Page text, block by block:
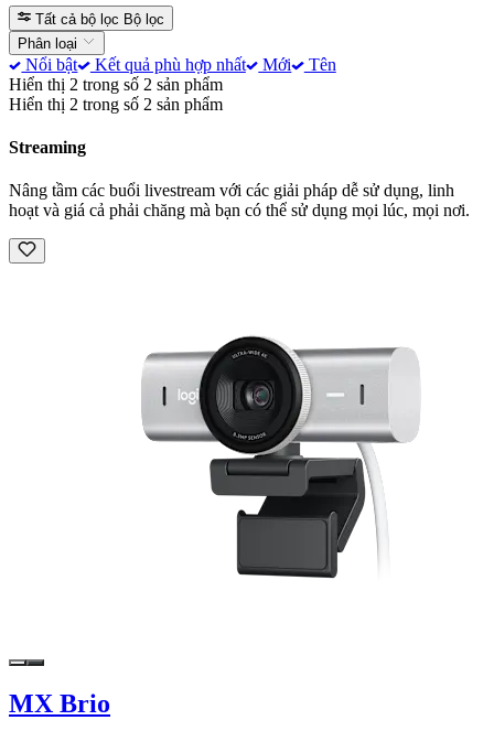
Tất cả bộ lọc Bộ lọc
Phân loại
Nổi bật Kết quả phù hợp nhất Mới
Tên
Hiển thị 2 trong số 2 sản phẩm
Hiển thị 2 trong số 2 sản phẩm
Streaming
Nâng tầm các buổi livestream với các giải pháp dễ sử dụng, linh
hoạt và giá cả phải chăng mà bạn có thể sử dụng mọi lúc, mọi nơi.
MX Brio